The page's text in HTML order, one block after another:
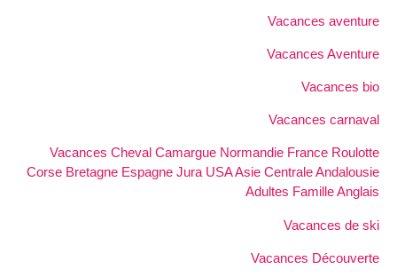
Vacances aventure
Vacances Aventure
Vacances bio
Vacances carnaval
Vacances Cheval Camargue Normandie France Roulotte
Corse Bretagne Espagne Jura USA Asie Centrale Andalousie
Adultes Famille Anglais
Vacances de ski
Vacances Découverte